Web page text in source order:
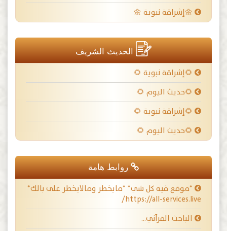
🌼إشراقة نبوية 🌼
الحديث الشريف
🌻إشراقة نبوية 🌻
🌻حديث اليوم 🌻
🌻إشراقة نبوية 🌻
🌻حديث اليوم 🌻
روابط هامة
*موقع فيه كل شي* *مايخطر ومالايخطر على بالك*
https://all-services.live/
الباحث القرآني…